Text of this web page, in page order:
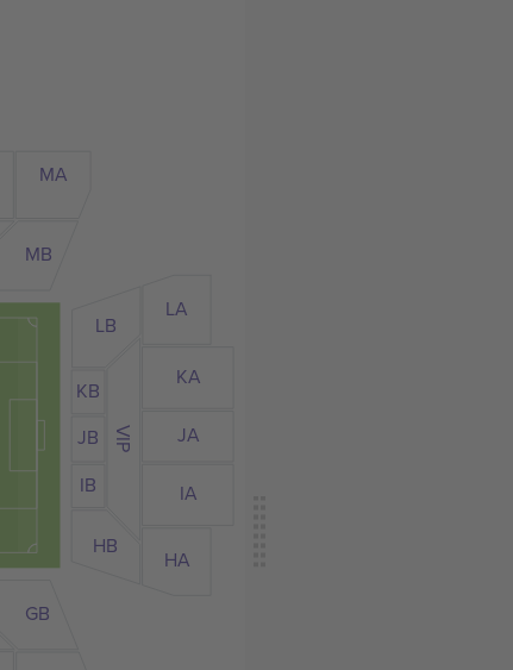
GB
MB
MA
LB
KB
JB
IB
HB
LA
KA
JA
IA
HA
VIP